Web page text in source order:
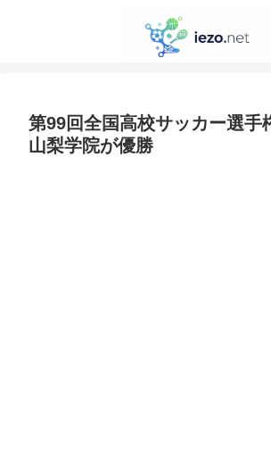
第99回全国高校サッカー選手
山梨学院が優勝